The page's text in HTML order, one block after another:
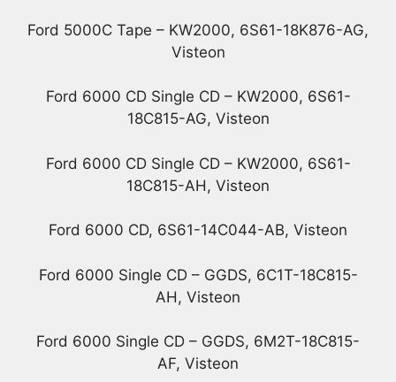
Ford 5000C Tape – KW2000, 6S61-18K876-AG,
Visteon
Ford 6000 CD Single CD – KW2000, 6S61-
18C815-AG, Visteon
Ford 6000 CD Single CD – KW2000, 6S61-
18C815-AH, Visteon
Ford 6000 CD, 6S61-14C044-AB, Visteon
Ford 6000 Single CD – GGDS, 6C1T-18C815-
AH, Visteon
Ford 6000 Single CD – GGDS, 6M2T-18C815-
AF, Visteon